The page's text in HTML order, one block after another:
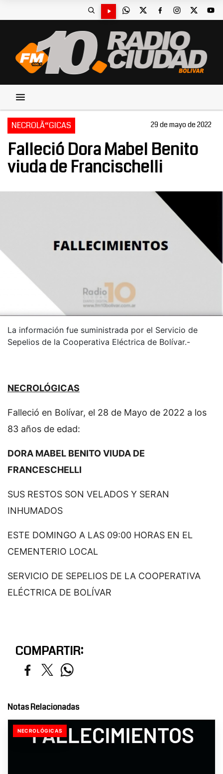
NECROLÃ“GICAS 29 de mayo de 2022
Falleció Dora Mabel Benito
viuda de Francischelli
La información fue suministrada por el Servicio de
Sepelios de la Cooperativa Eléctrica de Bolívar.-
NECROLÓGICAS
Falleció en Bolívar, el 28 de Mayo de 2022 a los
83 años de edad:
DORA MABEL BENITO VIUDA DE
FRANCESCHELLI
SUS RESTOS SON VELADOS Y SERAN
INHUMADOS
ESTE DOMINGO A LAS 09:00 HORAS EN EL
CEMENTERIO LOCAL
SERVICIO DE SEPELIOS DE LA COOPERATIVA
ELÉCTRICA DE BOLÍVAR
COMPARTIR:
Notas Relacionadas
NECROLÓGICAS